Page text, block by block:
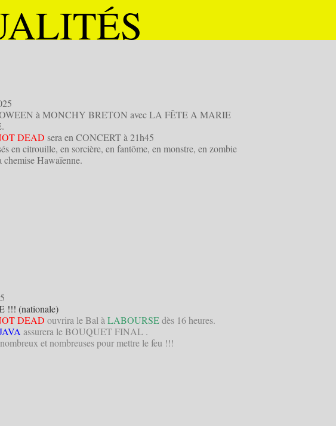
à MONCHY BRETON avec LA FÊTE A MARIE
DEAD sera en CONCERT à 21h45
en citrouille, en sorcière, en fantôme, en monstre, en zombie
chemise Hawaïenne.
!!! (nationale)
DEAD ouvrira le Bal àLABOURSEdès 16 heures.
assurera le BOUQUET FINAL .
et nombreuses pour mettre le feu !!!